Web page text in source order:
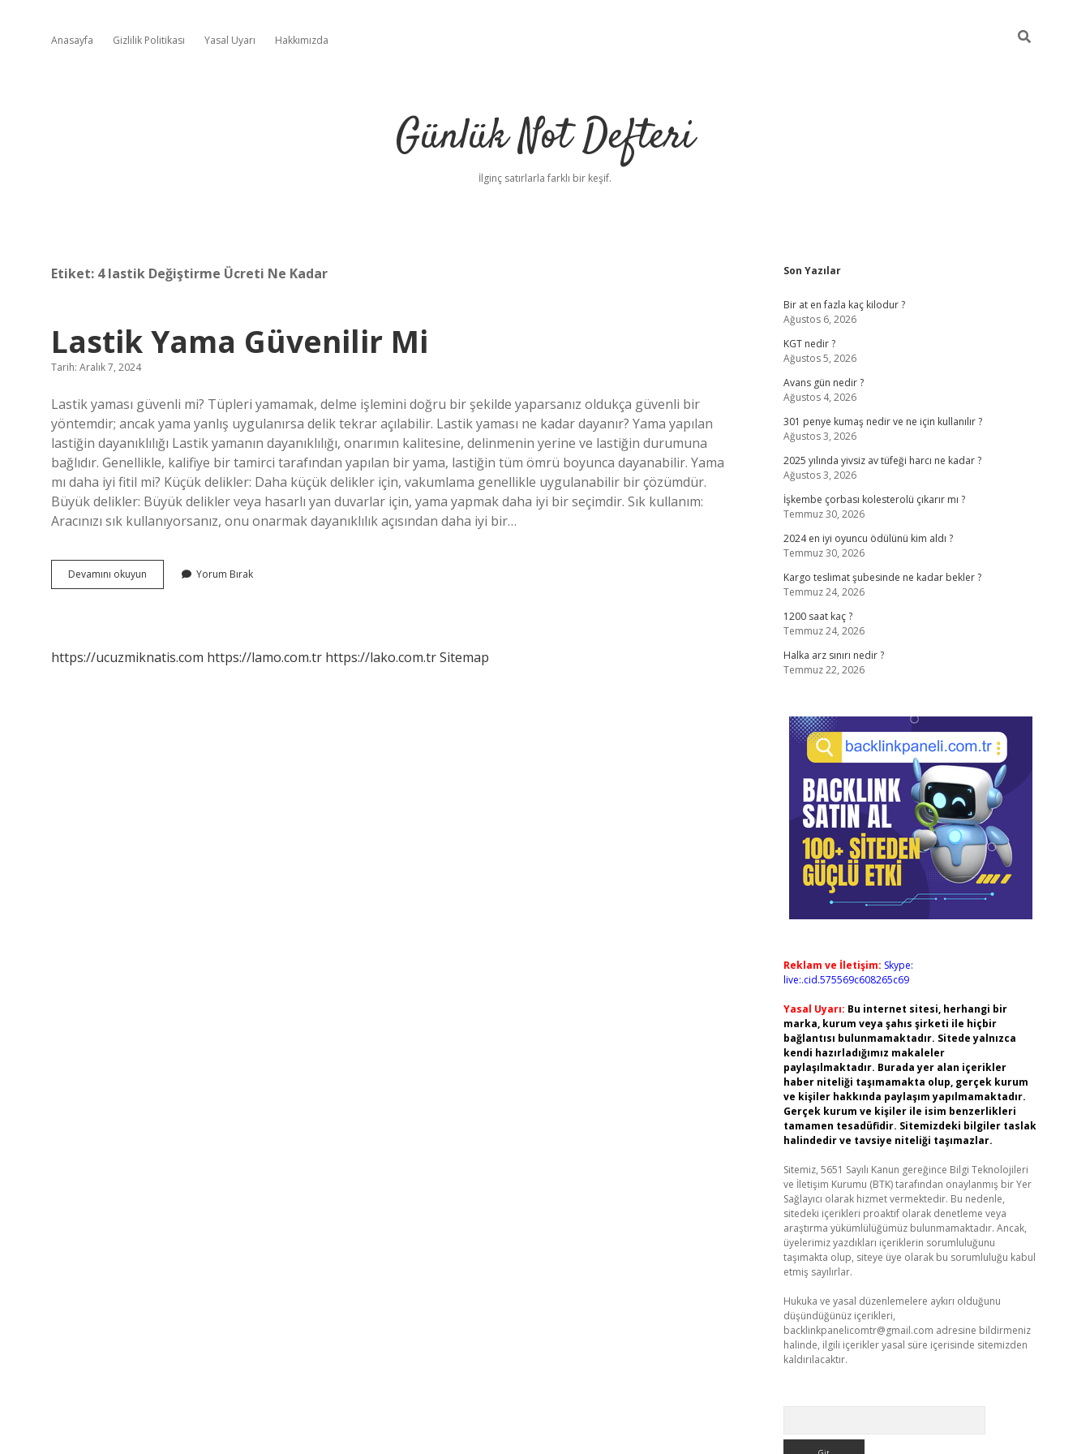
Anasayfa Gizlilik Politikası Yasal Uyarı Hakkımızda
Günlük Not Defteri
İlginç satırlarla farklı bir keşif.
Etiket: 4 lastik Değiştirme Ücreti Ne Kadar
Lastik Yama Güvenilir Mi
Tarih: Aralık 7, 2024
Lastik yaması güvenli mi? Tüpleri yamamak, delme işlemini doğru bir şekilde yaparsanız oldukça güvenli bir
yöntemdir; ancak yama yanlış uygulanırsa delik tekrar açılabilir. Lastik yaması ne kadar dayanır? Yama yapılan
lastiğin dayanıklılığı Lastik yamanın dayanıklılığı, onarımın kalitesine, delinmenin yerine ve lastiğin durumuna
bağlıdır. Genellikle, kalifiye bir tamirci tarafından yapılan bir yama, lastiğin tüm ömrü boyunca dayanabilir. Yama
mı daha iyi fitil mi? Küçük delikler: Daha küçük delikler için, vakumlama genellikle uygulanabilir bir çözümdür.
Büyük delikler: Büyük delikler veya hasarlı yan duvarlar için, yama yapmak daha iyi bir seçimdir. Sık kullanım:
Aracınızı sık kullanıyorsanız, onu onarmak dayanıklılık açısından daha iyi bir…
Devamını okuyun
Yama
Yorum Bırak
https://ucuzmiknatis.com https://lamo.com.tr https://lako.com.trSitemap
Sidebar
Son Yazılar
Bir at en fazla kaç kilodur ?
Ağustos 6, 2026
KGT nedir ?
Ağustos 5, 2026
Avans gün nedir ?
Ağustos 4, 2026
301 penye kumaş nedir ve ne için kullanılır ?
Ağustos 3, 2026
2025 yılında yivsiz av tüfeği harcı ne kadar ?
Ağustos 3, 2026
İşkembe çorbası kolesterolü çıkarır mı ?
Temmuz 30, 2026
2024 en iyi oyuncu ödülünü kim aldı ?
Temmuz 30, 2026
Kargo teslimat şubesinde ne kadar bekler ?
Temmuz 24, 2026
1200 saat kaç ?
Temmuz 24, 2026
Halka arz sınırı nedir ?
Temmuz 22, 2026
Reklam ve İletişim: Skype:
live:.cid.575569c608265c69
Yasal Uyarı: Bu internet sitesi, herhangi bir
marka, kurum veya şahıs şirketi ile hiçbir
bağlantısı bulunmamaktadır. Sitede yalnızca
kendi hazırladığımız makaleler
paylaşılmaktadır. Burada yer alan içerikler
haber niteliği taşımamakta olup, gerçek kurum
ve kişiler hakkında paylaşım yapılmamaktadır.
Gerçek kurum ve kişiler ile isim benzerlikleri
tamamen tesadüfidir. Sitemizdeki bilgiler taslak
halindedir ve tavsiye niteliği taşımazlar.
Sitemiz, 5651 Sayılı Kanun gereğince Bilgi Teknolojileri
ve İletişim Kurumu (BTK) tarafından onaylanmış bir Yer
Sağlayıcı olarak hizmet vermektedir. Bu nedenle,
sitedeki içerikleri proaktif olarak denetleme veya
araştırma yükümlülüğümüz bulunmamaktadır. Ancak,
üyelerimiz yazdıkları içeriklerin sorumluluğunu
taşımakta olup, siteye üye olarak bu sorumluluğu kabul
etmiş sayılırlar.
Hukuka ve yasal düzenlemelere aykırı olduğunu
düşündüğünüz içerikleri,
backlinkpanelicomtr@gmail.com adresine bildirmeniz
halinde, ilgili içerikler yasal süre içerisinde sitemizden
kaldırılacaktır.